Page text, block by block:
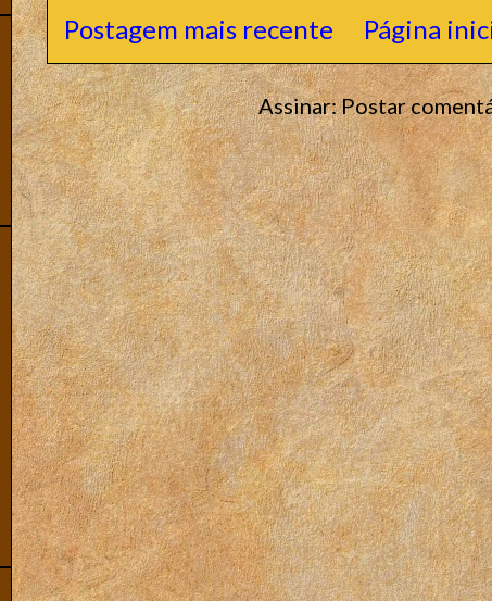
Postagem mais recente Página
Assinar:Postar